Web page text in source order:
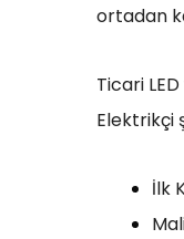
ortadan
Ticari
Elektrikçi
İlk